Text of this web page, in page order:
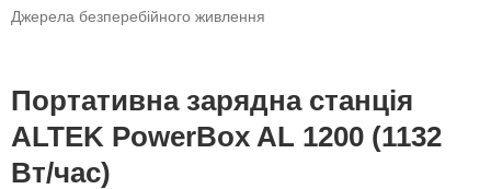
Джерела безперебійного живлення
Портативна зарядна станція
ALTEK PowerBox AL 1200 (1132
Вт/час)